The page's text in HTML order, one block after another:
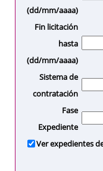
(dd/mm/aaaa)
Fin licitación
hasta
(dd/mm/aaaa)
Sistema de
contratación
Fase
Expediente
Ver expedientes